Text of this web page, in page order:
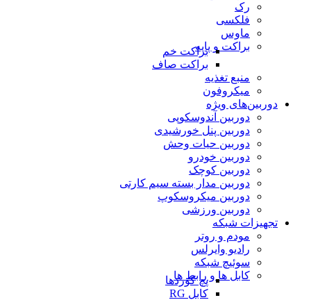
رک
فلکسی
ماوس
براکت و پایهبراکت خم
براکت صاف
منبع تغذیه
میکروفون
دوربین‌های ویژه
دوربین آندوسکوپی
دوربین پنل خورشیدی
دوربین حیات وحش
دوربین خودرو
دوربین کوچک
دوربین مدار بسته سیم کارتی
دوربین میکروسکوپ
دوربین ورزشی
تجهیزات شبکه
مودم و روتر
رادیو وایرلس
سوئیچ شبکه
کابل ها و رابط ها
پچ کوردها
کابل RG